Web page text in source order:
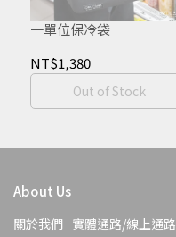
一單位保冷袋
NT$1,380
Out of Stock
About Us
關於我們 實體通路/線上通路